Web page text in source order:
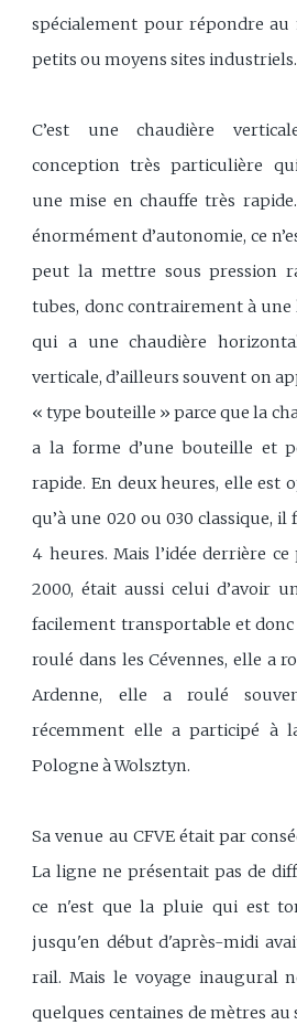
spécialement pour répondre au
petits ou moyens sites industriels.
C’est une chaudière
conception très particulière
une mise en chauffe très
énormément d’autonomie, ce
peut la mettre sous pression
tubes, donc contrairement à une
qui a une chaudière
verticale, d’ailleurs souvent on
« type bouteille » parce que la
a la forme d’une bouteille et
rapide. En deux heures, elle est
qu’à une 020 ou 030 classique,
4 heures. Mais l’idée derrière ce
2000, était aussi celui d’avoir
facilement transportable et donc
roulé dans les Cévennes, elle a
Ardenne, elle a roulé
récemment elle a participé à
Pologne à Wolsztyn.
Sa venue au CFVE était par
La ligne ne présentait pas de
ce n'est que la pluie qui est
jusqu'en début d'après-midi
rail. Mais le voyage inaugural
quelques centaines de mètres